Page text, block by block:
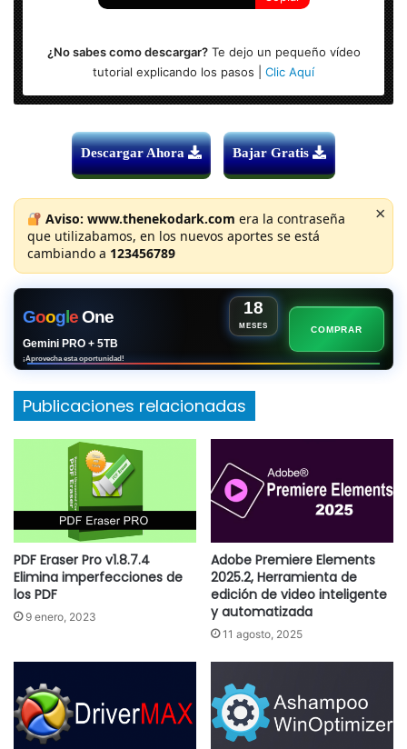
¿No sabes como descargar?Te dejo un pequeño vídeo
tutorial explicando los pasos | Clic Aquí
Descargar Ahora Bajar Gratis
Aviso: www.thenekodark.com era la contraseña
que utilizabamos, en los nuevos aportes se está
cambiando a 123456789
×
GoogleOne 18
MESES
Gemini PRO + 5TB
¡Aprovecha esta oportunidad!
COMPRAR
Publicaciones relacionadas
PDF Eraser Pro v1.8.7.4
Elimina imperfecciones de
los PDF
9 enero, 2023
Adobe Premiere Elements
2025.2, Herramienta de
edición de video inteligente
y automatizada
11 agosto, 2025